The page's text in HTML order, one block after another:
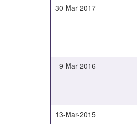
30-Mar-2017
9-Mar-2016
13-Mar-2015